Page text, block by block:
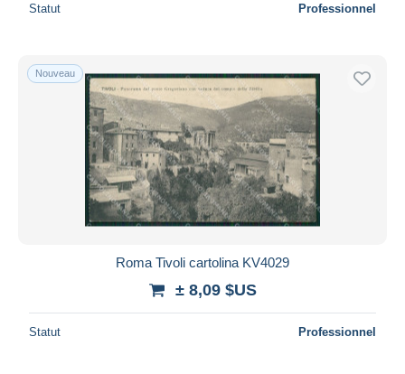
Statut Professionnel
Nouveau
Roma Tivoli cartolina KV4029
± 8,09 $US
Statut Professionnel